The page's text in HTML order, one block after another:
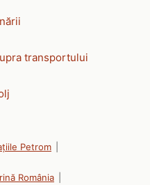
transportului
Petrom
România